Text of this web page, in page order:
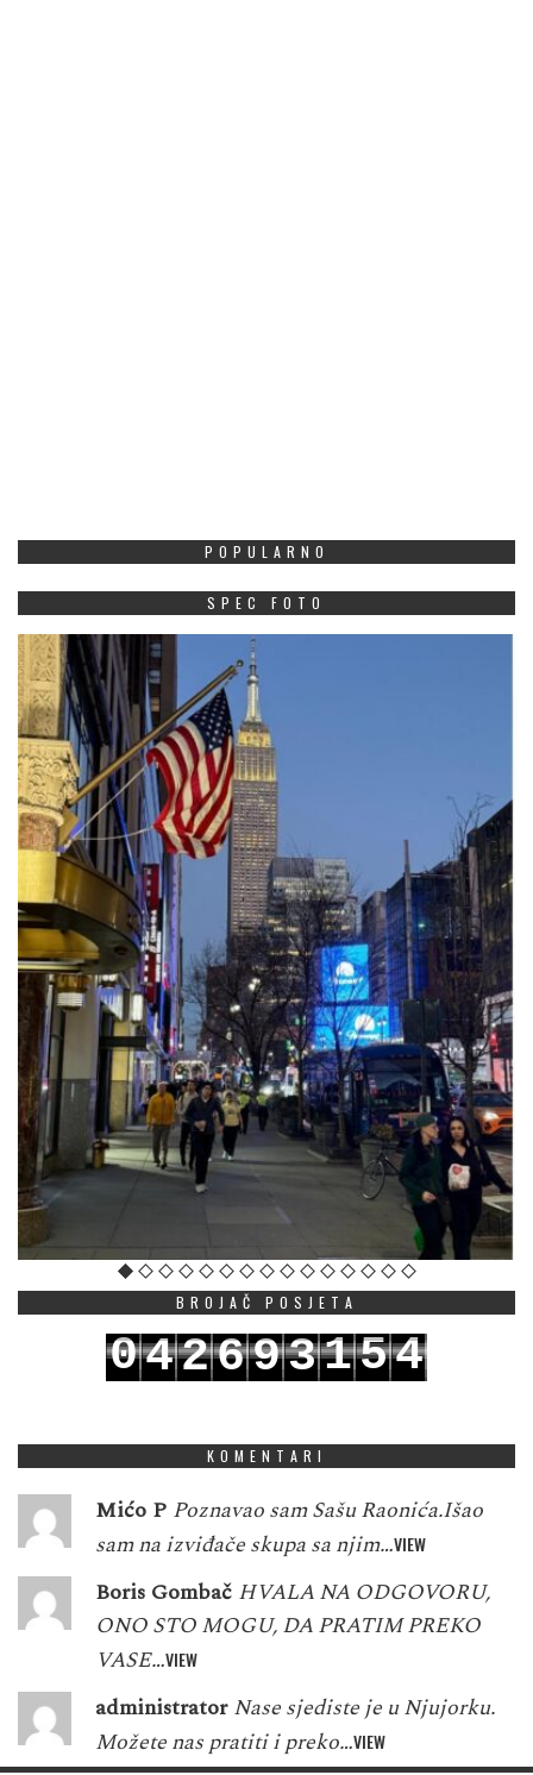
POPULARNO
SPEC FOTO
BROJAČ POSJETA
042693154
KOMENTARI
Mićo P Poznavao sam Sašu Raonića.Išao
sam na izviđače skupa sa njim…VIEW
Boris Gombač HVALA NA ODGOVORU,
ONO STO MOGU, DA PRATIM PREKO
VASE…VIEW
administrator Nase sjediste je u Njujorku.
Možete nas pratiti i preko…VIEW